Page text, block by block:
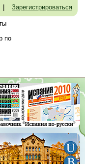
Зарегистрироваться
по